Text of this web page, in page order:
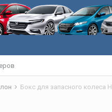
Бокс для запасного колеса